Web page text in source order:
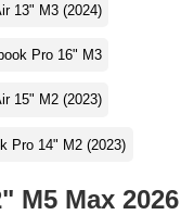
13" M3 (2024)
Pro 16" M3
15" M2 (2023)
Pro 14" M2 (2023)
M5 Max 2026